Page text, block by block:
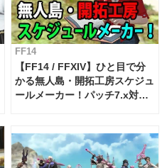
FF14
【FF14 / FFXIV】ひと目で分
かる無人島・開拓工房スケジュ
ールメーカー！パッチ7.x対応